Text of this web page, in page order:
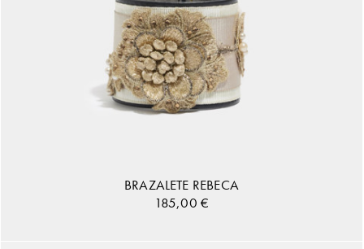
BRAZALETE REBECA
185,00€